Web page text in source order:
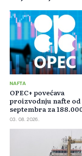
NAFTA
OPEC+ povećava
proizvodnju nafte od
septembra za
barela dnevno
03. 08. 2026.